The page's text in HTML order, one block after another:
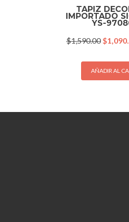
TAPIZ
IMPORTADO
YS-
$1,590.00 Original
was:
$
AÑADIR AL